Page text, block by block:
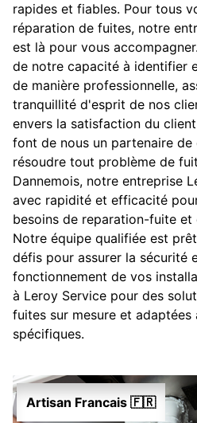
rapides et fiables. Pour tous
réparation de fuites, notre
est là pour vous
de notre capacité à identifier
de manière professionnelle,
tranquillité d'esprit de nos
envers la satisfaction du
font de nous un partenaire
résoudre tout problème de
Dannemois, notre entreprise
avec rapidité et efficacité
besoins de reparation-fuite
Notre équipe qualifiée est
défis pour assurer la sécurité
fonctionnement de vos
à Leroy Service pour des
fuites sur mesure et adaptées
spécifiques.
Artisan Francais 🇫🇷